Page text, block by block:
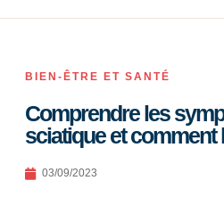
BIEN-ÊTRE ET SANTÉ
Comprendre les
sciatique et comment
03/09/2023